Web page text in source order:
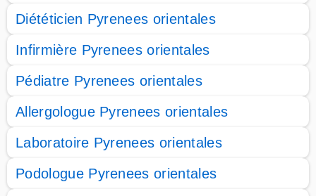
Diététicien Pyrenees orientales
Infirmière Pyrenees orientales
Pédiatre Pyrenees orientales
Allergologue Pyrenees orientales
Laboratoire Pyrenees orientales
Podologue Pyrenees orientales